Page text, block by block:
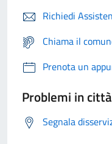
Richiedi
Chiama il
Prenota un
Problemi in città
Segnala